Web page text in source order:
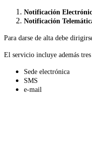
Notificación
Notificación
Para darse de alta debe
El servicio incluye además
Sede electrónica
SMS
e-mail